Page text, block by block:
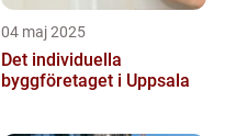
04 maj 2025
Det individuella
byggföretaget i Uppsala